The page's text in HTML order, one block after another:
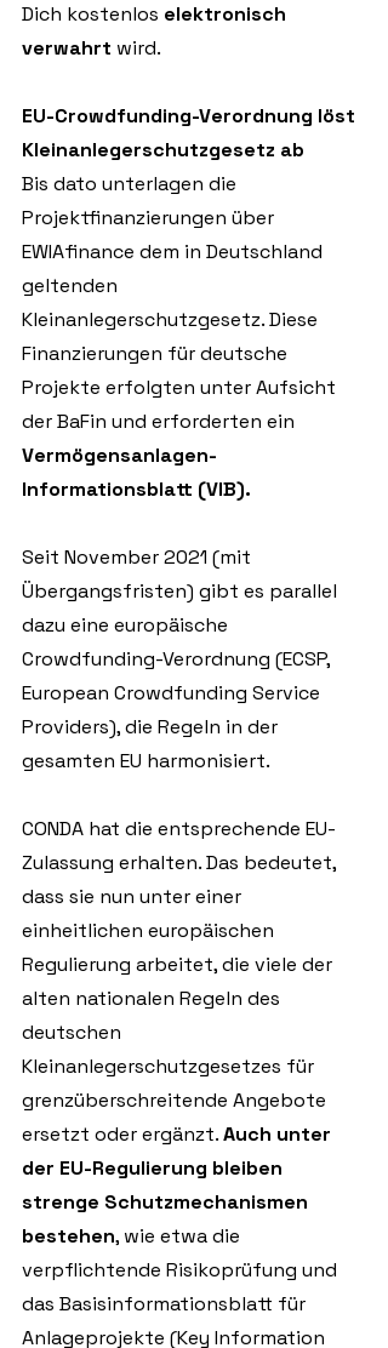
Dich kostenlos elektronisch
verwahrt wird.
EU-Crowdfunding-Verordnung löst
Kleinanlegerschutzgesetz ab
Bis dato unterlagen die
Projektfinanzierungen über
EWIAfinance dem in Deutschland
geltenden
Kleinanlegerschutzgesetz. Diese
Finanzierungen für deutsche
Projekte erfolgten unter Aufsicht
der BaFin und erforderten ein
Vermögensanlagen-
Informationsblatt (VIB).
Seit November 2021 (mit
Übergangsfristen) gibt es parallel
dazu eine europäische
Crowdfunding-Verordnung (ECSP,
European Crowdfunding Service
Providers), die Regeln in der
gesamten EU harmonisiert.
CONDA hat die entsprechende EU-
Zulassung erhalten. Das bedeutet,
dass sie nun unter einer
einheitlichen europäischen
Regulierung arbeitet, die viele der
alten nationalen Regeln des
deutschen
Kleinanlegerschutzgesetzes für
grenzüberschreitende Angebote
ersetzt oder ergänzt. Auch unter
der EU-Regulierung bleiben
strenge Schutzmechanismen
bestehen, wie etwa die
verpflichtende Risikoprüfung und
das Basisinformationsblatt für
Anlageprojekte (Key Information